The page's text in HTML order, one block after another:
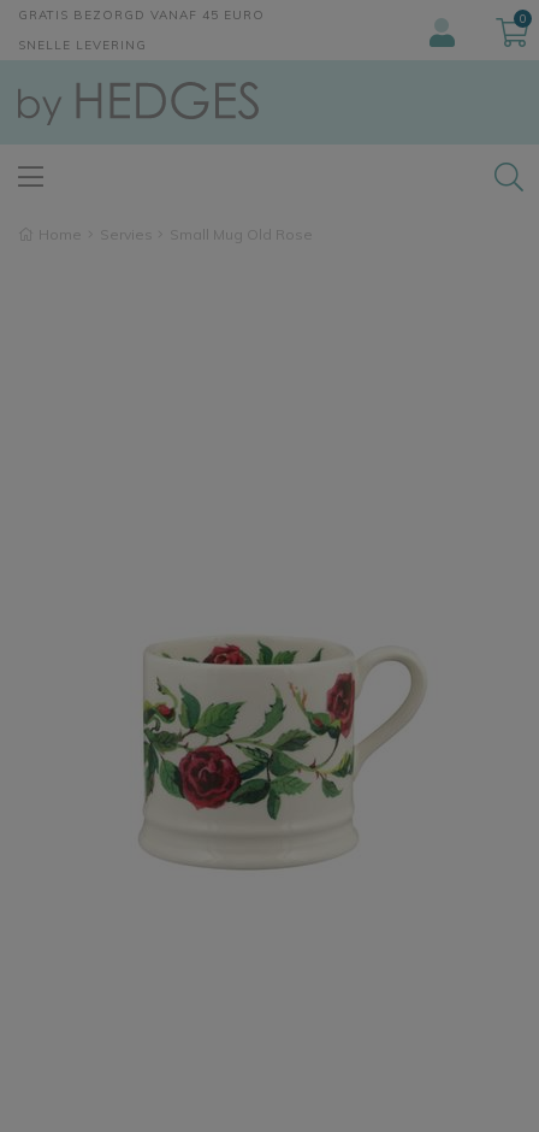
GRATIS BEZORGD VANAF 45 EURO
SNELLE LEVERING
0
Home Servies Small Mug Old Rose